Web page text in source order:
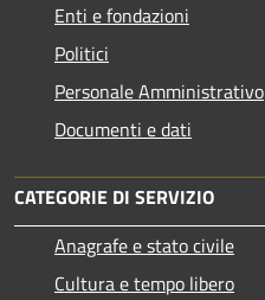
Enti e fondazioni
Politici
Personale Amministrativo
Documenti e dati
CATEGORIE DI SERVIZIO
Anagrafe e stato civile
Cultura e tempo libero